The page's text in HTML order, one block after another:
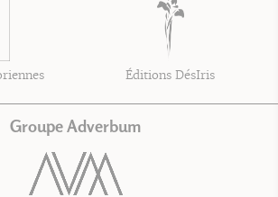
Éditions DésIris
Groupe Adverbum